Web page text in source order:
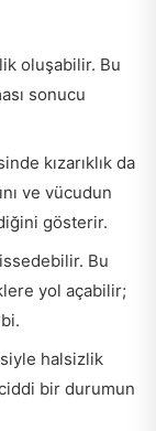
oluşabilir. Bu
sonucu
kızarıklık da
ve vücudun
gösterir.
Bu
yol açabilir;
halsizlik
bir durumun